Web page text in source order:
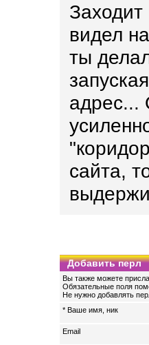
видел
ты
адрес...
сайта,
Добавить перл
Вы также можете
Обязательные поля
Не нужно добавлять
* Ваше имя, ник
Email